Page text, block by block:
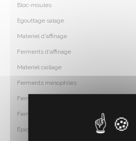
Bloc-moules
Egouttage salage
Materiel d'affinage
Ferments d'affinage
Materiel caillage
Ferments mesophiles
Ferments thermophiles
Ferments yaourt
Épices